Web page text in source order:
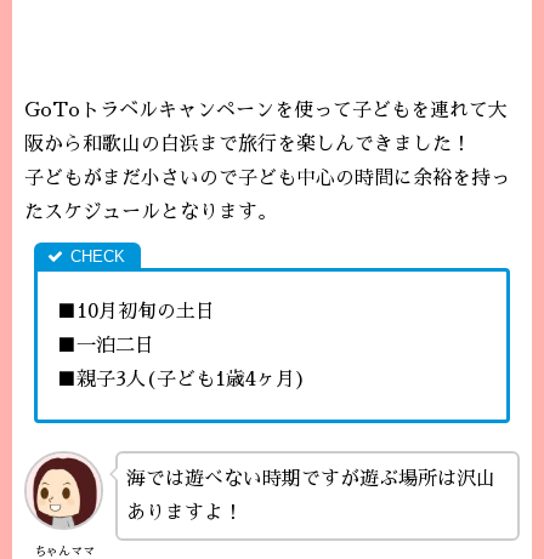
GoToトラベルキャンペーンを使って子どもを連れて大
阪から和歌山の白浜まで旅行を楽しんできました！
子どもがまだ小さいので子ども中心の時間に余裕を持っ
たスケジュールとなります。
■10月初旬の土日
■一泊二日
■親子3人(子ども1歳4ヶ月)
ちゃんママ
海では遊べない時期ですが遊ぶ場所は沢山
ありますよ！